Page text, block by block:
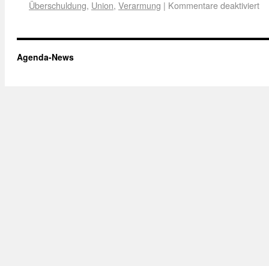
Überschuldung, Union, Verarmung | Kommentare deaktiviert
Agenda-News